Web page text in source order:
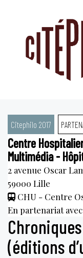
Citephilo 2017
Centre
Multimédia -
2 avenue Oscar
59000 Lille
CHU - Centre
En partenariat
(éditions